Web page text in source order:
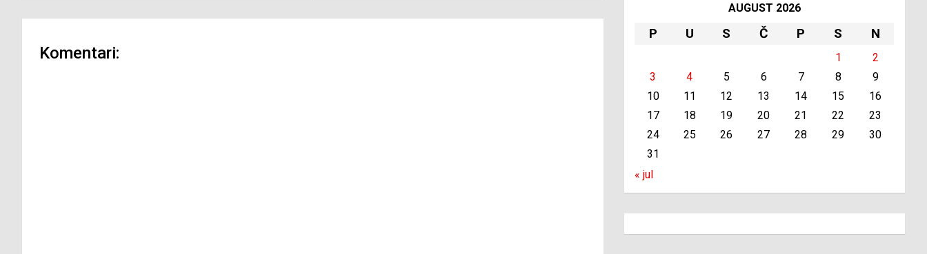
Komentari:
AUGUST 2026
P U S Č P S N
1
2
3
4 5 6 7 8
9
10
11 12 13 14 15
16
17
18 19 20 21 22
23
24
25 26 27 28 29
30
31
« jul